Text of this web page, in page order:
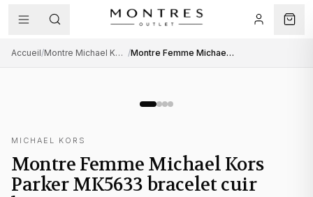
Accueil/ Montre Michael Kors femme / Montre Femme Michael Kors Parker MK5633 bracelet cuir beige
MICHAEL KORS
Montre Femme Michael Kors
Parker MK5633 bracelet cuir